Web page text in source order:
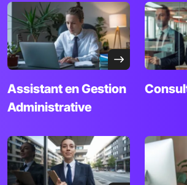
Assistant enGestion
Administrative